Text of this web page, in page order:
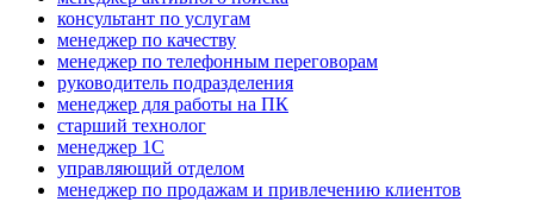
консультант по услугам
менеджер по качеству
менеджер по телефонным переговорам
руководитель подразделения
менеджер для работы на ПК
старший технолог
менеджер 1С
управляющий отделом
менеджер по продажам и привлечению клиентов